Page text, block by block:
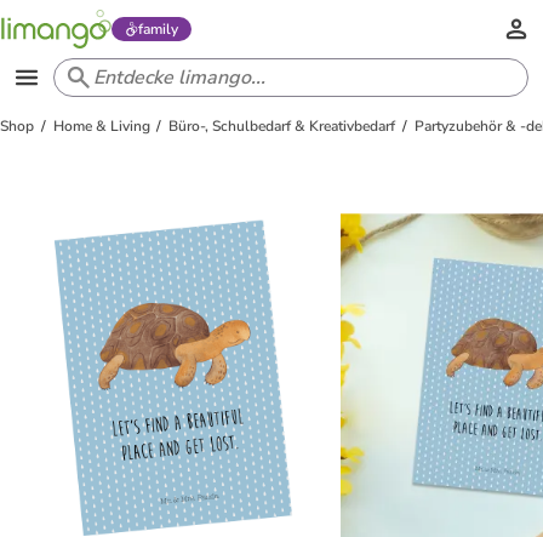
family
Shop Home & Living Büro-, Schulbedarf & Kreativbedarf Partyzubehör & -